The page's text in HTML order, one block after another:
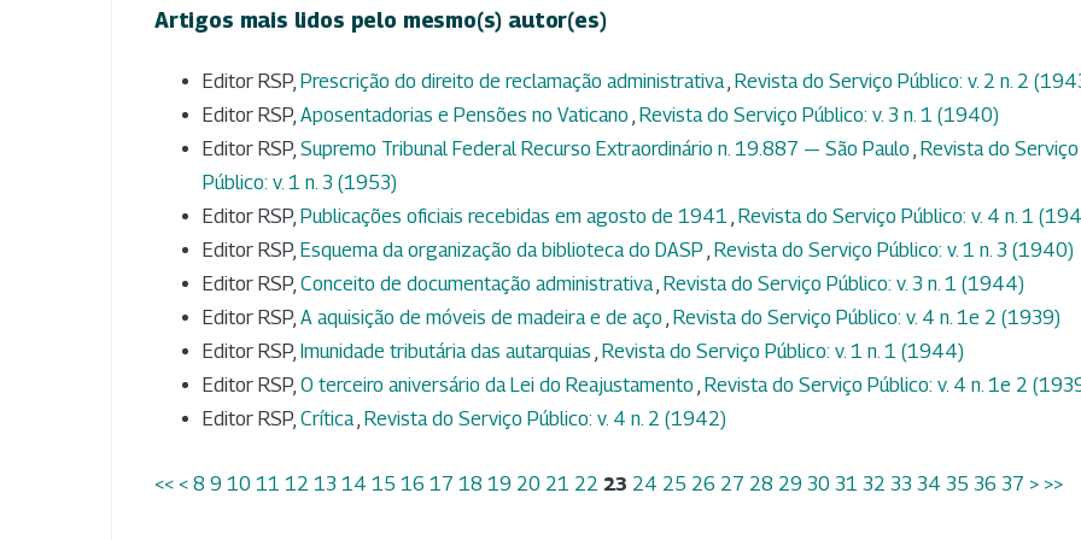
Artigos mais lidos pelo mesmo(s) autor(es)
Editor RSP, Prescrição do direito de reclamação administrativa, Revista do Serviço Público: v. 2 n. 2
Editor RSP, Aposentadorias e Pensões no Vaticano , Revista do Serviço Público: v. 3 n. 1 (1940)
Editor RSP, Supremo Tribunal Federal Recurso Extraordinário n. 19.887 — São Paulo , Revista do Serviço
Público: v. 1 n. 3 (1953)
Editor RSP, Publicações oficiais recebidas em agosto de 1941 , Revista do Serviço Público: v. 4 n. 1
Editor RSP, Esquema da organização da biblioteca do DASP , Revista do Serviço Público: v. 1 n. 3 (1940)
Editor RSP, Conceito de documentação administrativa, Revista do Serviço Público: v. 3 n. 1 (1944)
Editor RSP, A aquisição de móveis de madeira e de aço , Revista do Serviço Público: v. 4 n. 1e 2 (1939)
Editor RSP, Imunidade tributária das autarquias , Revista do Serviço Público: v. 1 n. 1 (1944)
Editor RSP, O terceiro aniversário da Lei do Reajustamento , Revista do Serviço Público: v. 4 n. 1e 2
Editor RSP, Crítica, Revista do Serviço Público: v. 4 n. 2 (1942)
<< < 8 9 10 11 12 13 14 15 16 17 18 19 20 21 22 23 24 25 26 27 28 29 30 31 32 33 34 35 36 37 > >>